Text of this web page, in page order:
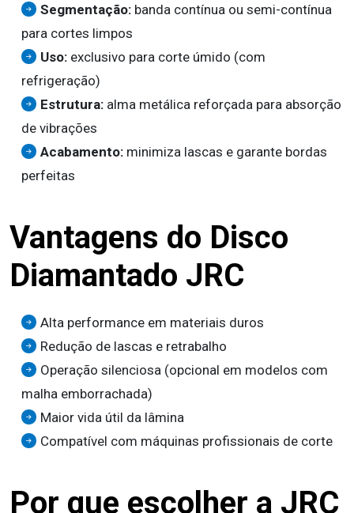
Segmentação: banda contínua ou semi-contínua
para cortes limpos
Uso: exclusivo para corte úmido (com
refrigeração)
Estrutura: alma metálica reforçada para absorção
de vibrações
Acabamento: minimiza lascas e garante bordas
perfeitas
Vantagens do Disco
Diamantado JRC
Alta performance em materiais duros
Redução de lascas e retrabalho
Operação silenciosa (opcional em modelos com
malha emborrachada)
Maior vida útil da lâmina
Compatível com máquinas profissionais de corte
Por que escolher a JRC